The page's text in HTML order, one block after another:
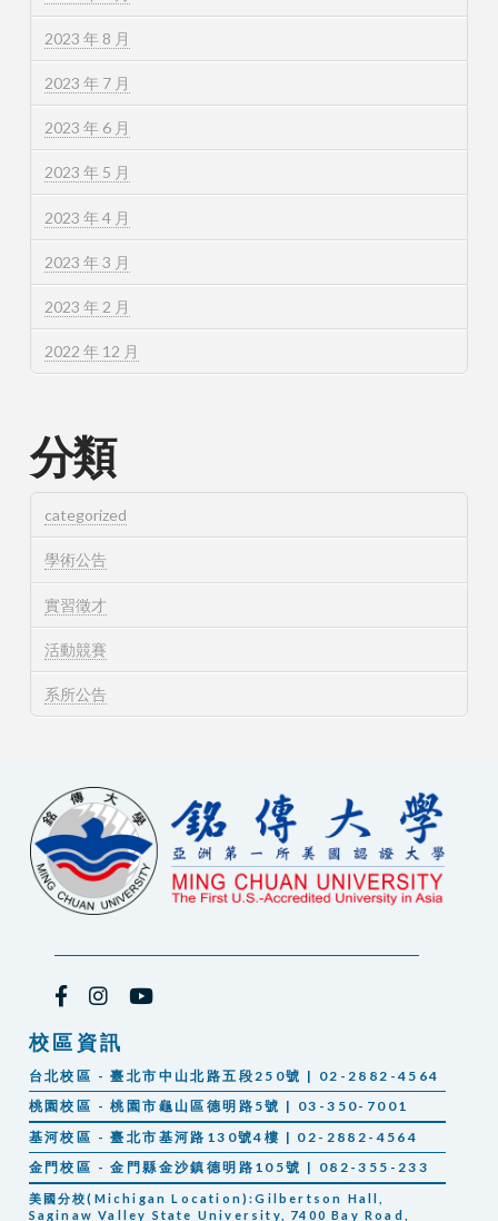
2023 年 8 月
2023 年 7 月
2023 年 6 月
2023 年 5 月
2023 年 4 月
2023 年 3 月
2023 年 2 月
2022 年 12 月
分類
categorized
學術公告
實習徵才
活動競賽
系所公告
校區資訊
台北校區 - 臺北市中山北路五段250號 | 02-2882-4564
桃園校區 - 桃園市龜山區德明路5號 | 03-350-7001
基河校區 - 臺北市基河路130號4樓 | 02-2882-4564
金門校區 - 金門縣金沙鎮德明路105號 | 082-355-233
美國分校(Michigan Location):Gilbertson Hall,
Saginaw Valley State University, 7400 Bay Road,